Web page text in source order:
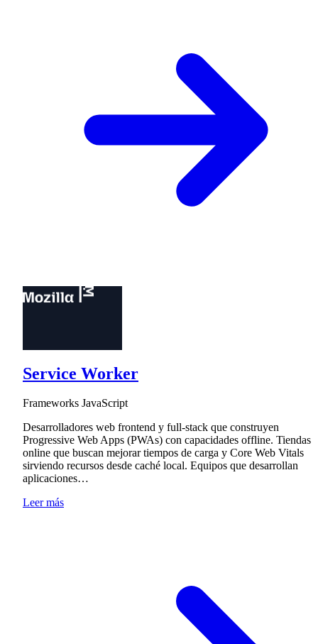
Service Worker
Frameworks JavaScript
Desarrolladores web frontend y full-stack que construyen
Progressive Web Apps (PWAs) con capacidades offline. Tiendas
online que buscan mejorar tiempos de carga y Core Web Vitals
sirviendo recursos desde caché local. Equipos que desarrollan
aplicaciones…
Leer más